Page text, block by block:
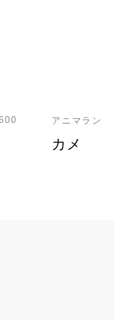
アニマラン
カメ